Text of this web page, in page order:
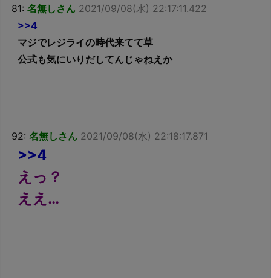
81: 名無しさん 2021/09/08(水) 22:17:11.422
>>4
マジでレジライの時代来てて草
公式も気にいりだしてんじゃねえか
92: 名無しさん 2021/09/08(水) 22:18:17.871
>>4
えっ？
ええ…